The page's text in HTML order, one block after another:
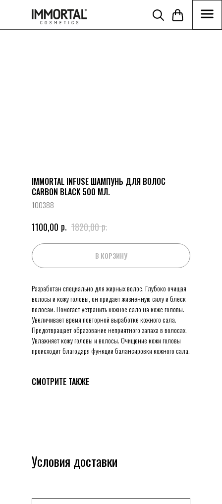
tcart__reDrawCartIcon() { } }) })
IMMORTAL INFUSE ШАМПУНЬ ДЛЯ ВОЛОC
CARBON BLACK 500 МЛ.
100388
1100,00 р. 1820,00р.
В КОРЗИНУ
Разработан специально для жирных волос. Глубоко очищая
волосы и кожу головы, он придает жизненную силу и блеск
волосам. Помогает устранить кожное сало на коже головы.
Увеличивает время повторной выработке кожного сала.
Предотвращает образование неприятного запаха в волосах.
Увлажняет кожу головы и волосы. Очищение кожи головы
происходит благодаря функции балансировки кожного сала.
СМОТРИТЕ ТАКЖЕ
Условия доставки